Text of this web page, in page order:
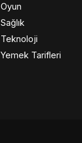
Oyun
Sağlık
Teknoloji
Yemek Tarifleri